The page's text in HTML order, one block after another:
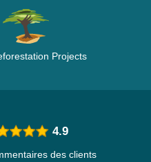
Projects
4.9
des clients